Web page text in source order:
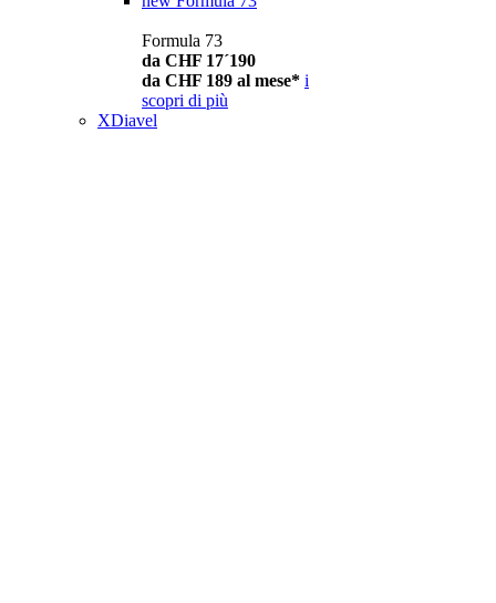
Formula 73
da CHF 17´190
da CHF 189 al mese* i
scopri di più
XDiavel